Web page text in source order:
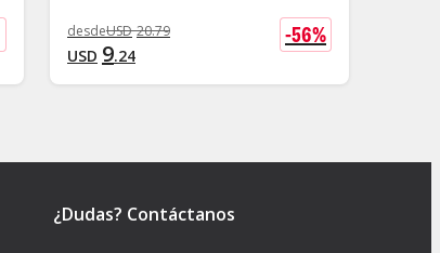
desdeUSD 20.79
USD 9.24
-56%
¿Dudas? Contáctanos